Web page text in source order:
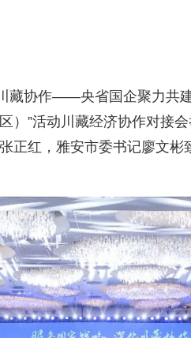
藏协作——央省国企聚力共
）”活动川藏经济协作对接
正红，雅安市委书记廖文彬